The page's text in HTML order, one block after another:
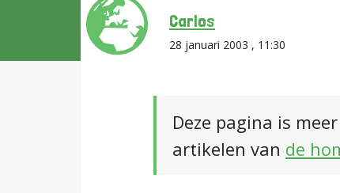
Carlos
28 januari 2003 , 11:30
Deze pagina is
artikelen van de